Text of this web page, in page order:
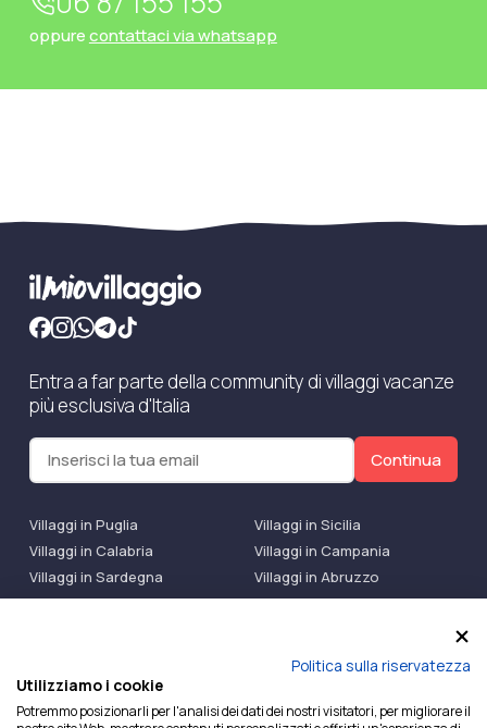
oppurecontattaci via whatsapp
Entra a far parte della community di villaggi vacanze
più esclusiva d'Italia
Continua
Villaggi in Puglia
Villaggi in Sicilia
Villaggi in Calabria
Villaggi in Campania
Villaggi in Sardegna
Villaggi in Abruzzo
Villaggi Bluserena
Villaggi TH Resort
Ilmiovillaggio è un marchio di Ekiwi S.r.l.
Politica sulla riservatezza
Utilizziamo i cookie
Potremmo posizionarli per l'analisi dei dati dei nostri visitatori, per migliorare il